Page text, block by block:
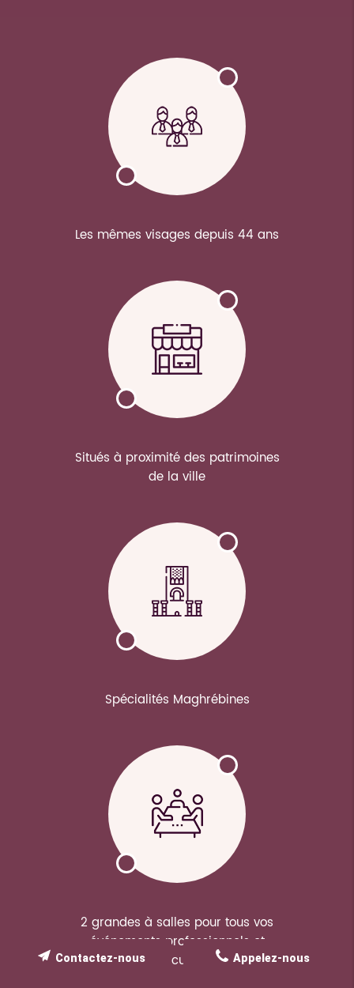
Les mêmes visages depuis 44 ans
Situés à proximité des patrimoines
de la ville
Spécialités Maghrébines
2 grandes à salles pour tous vos
événements professionnels et
particuliers
Appelez-nous
Contactez-nous